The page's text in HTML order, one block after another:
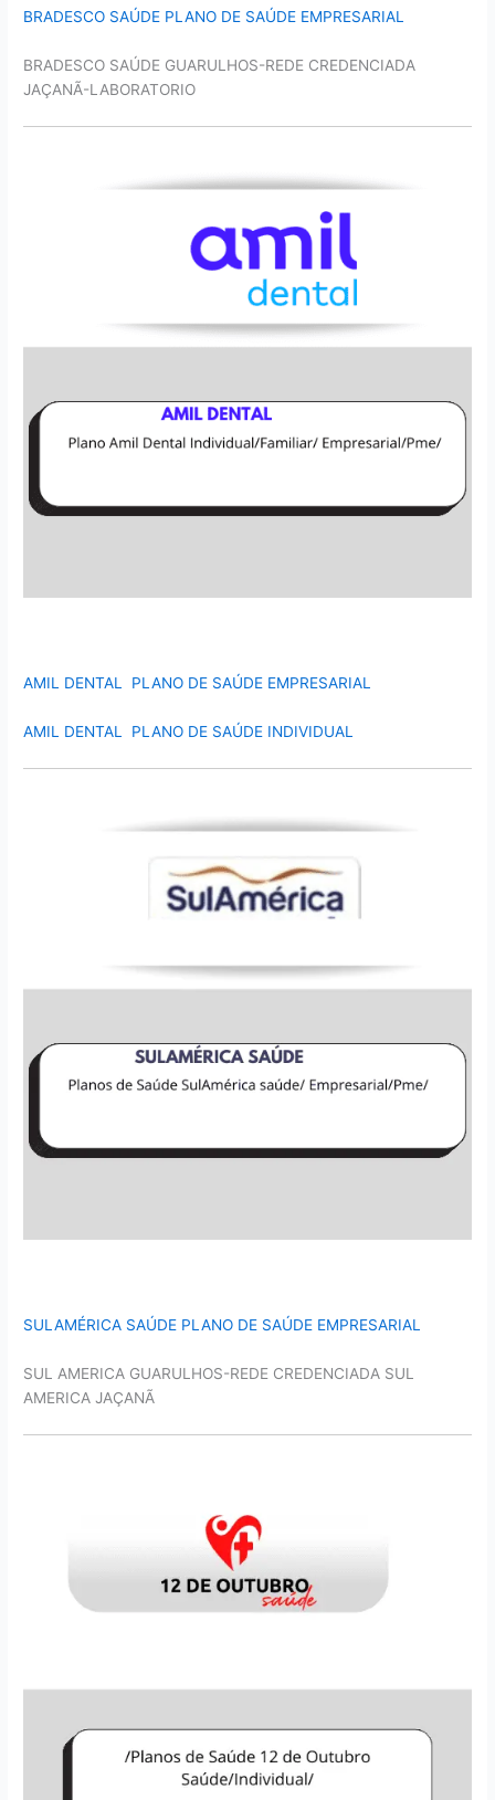
BRADESCO SAÚDE PLANO DE SAÚDE EMPRESARIAL
BRADESCO SAÚDE GUARULHOS-REDE CREDENCIADA
JAÇANÃ-LABORATORIO
AMIL DENTAL PLANO DE SAÚDE EMPRESARIAL
AMIL DENTAL PLANO DE SAÚDE INDIVIDUAL
SULAMÉRICA SAÚDE PLANO DE SAÚDE EMPRESARIAL
SUL AMERICA GUARULHOS-REDE CREDENCIADA SUL
AMERICA JAÇANÃ